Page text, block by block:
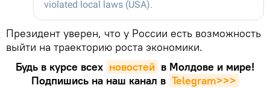
Президент уверен, что у России есть возможность
выйти на траекторию роста экономики.
Будь в курсе всех новостей в Молдове и мире!
Подпишись на наш канал в Telegram>>>